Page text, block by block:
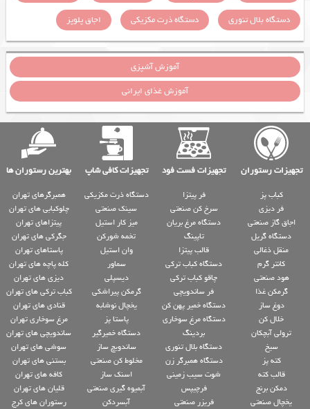
دستگاه بلال تنوری
دستگاه ذرت مکزیکی اجاق پلوپز
آموزش آشپزی
آموزش غذای ایرانی
تجهیزات رستوران تجهیزات فست فود تجهیزات کافی شاپ بهترین رستوران ها
کباب پز
فر دیزی
اجاق گاز صنعتی
دستگاه گریل
منقل ذغالی
کانتر گرم
هود صنعتی
گرمکن غذا
دوغ ساز
خلال کن
ترولی آبچکان
سیخ
کته پز
قالب کته
دمکن برنج
یخچال صنعتی
فر پیتزا
سرخ کن صنعتی
دستگاه مرغ بریان
تاپینگ
قالب پیتزا
دستگاه کباب ترکی
چاقو کباب ترکی
فر ساندویچی
دستگاه خمیر پهن کن
دستگاه مرغ سوخاری
بردینگ
دستگاه بلال تنوری
دستگاه همبرگر زن
شوت سیب زمینی
فرچیپس
فریزر صنعتی
دستگاه ذرت مکزیکی
سینک صنعتی
میز کار استیل
تخمه شورکن
وان استیل
سماور
دیسپلی
گرمکن پیراشکی
یخچال نوشابه
پاستا پز
دستگاه خمیرگیر
ساندویچ ساز
مخلوط کن صنعتی
اسنک ساز
آبمیوه گیری صنعتی
آبسردکن
همبرگرهای تهران
چلوکبابی های تهران
پیتزاهای تهران
جگرکی های تهران
پاستاهای تهران
کله پاچه های تهران
دیزی های تهران
کباب ترکی های تهران
قنادی های تهران
مرغ سوخاری تهران
ساندویچی های تهران
سوشی های تهران
بستنی های تهران
کافه های تهران
قلیان های تهران
رستوران های کرج